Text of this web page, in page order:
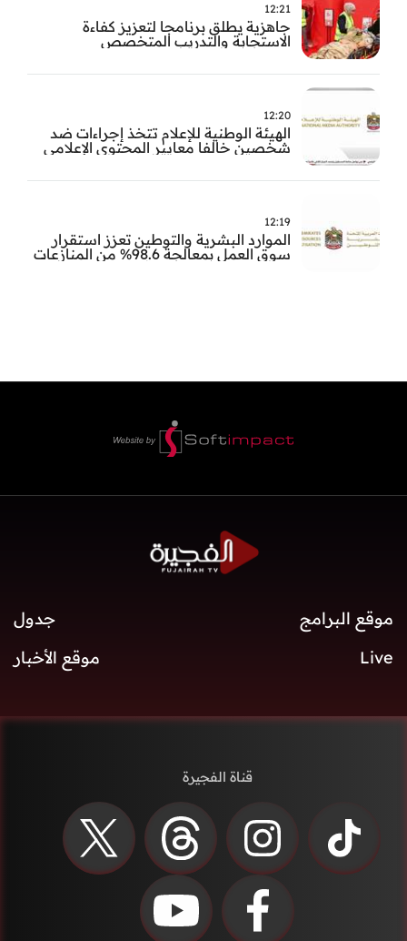
12:21
جاهزية يطلق برنامجا لتعزيز كفاءة
الاستجابة والتدريب المتخصص
12:20
الهيئة الوطنية للإعلام تتخذ إجراءات ضد
شخصين خالفا معايير المحتوى الإعلامي
12:19
الموارد البشرية والتوطين تعزز استقرار
سوق العمل بمعالجة 98.6% من المنازعات
موقع البرامج
جدول
Live
موقع الأخبار
قناة الفجيرة